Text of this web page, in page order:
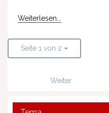
Weiterlesen...
Seite 1 von 2
Weiter